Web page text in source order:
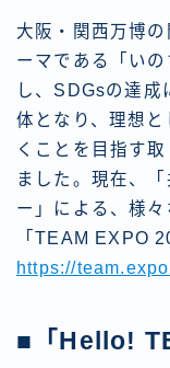
大阪・関西万博
ーマである「い
し、SDGsの達成
体となり、理想
くことを目指す
ました。現在、
ー」による、様々
「TEAM
https://
■「Hello!